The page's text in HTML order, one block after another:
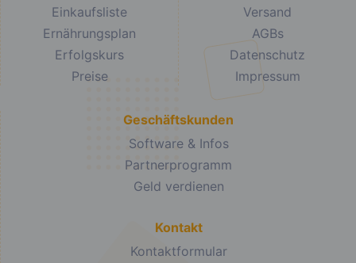
Einkaufsliste
Ernährungsplan
Erfolgskurs
Preise
Versand
AGBs
Datenschutz
Impressum
Geschäftskunden
Software & Infos
Partnerprogramm
Geld verdienen
Kontakt
Kontaktformular